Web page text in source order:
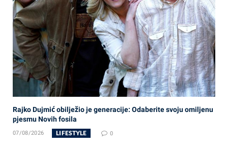
Rajko Dujmić obilježio je generacije: Odaberite svoju omiljenu
pjesmu Novih fosila
07/08/2026 LIFESTYLE 0